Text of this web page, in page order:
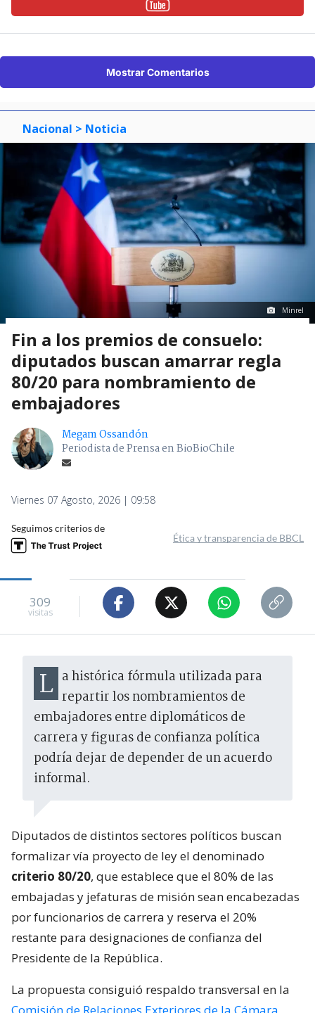
Mostrar Comentarios
Nacional > Noticia
Minrel
Fin a los premios de consuelo:
diputados buscan amarrar regla
80/20 para nombramiento de
embajadores
Megam Ossandón
Periodista de Prensa en BioBioChile
Viernes 07 Agosto, 2026 | 09:58
Seguimos criterios de
Ética y transparencia de BBCL
309
visitas
La histórica fórmula utilizada para repartir los nombramientos de
embajadores entre diplomáticos de
carrera y figuras de confianza política
podría dejar de depender de un acuerdo
informal.
Diputados de distintos sectores políticos buscan
formalizar vía proyecto de ley el denominado
criterio 80/20, que establece que el 80% de las
embajadas y jefaturas de misión sean encabezadas
por funcionarios de carrera y reserva el 20%
restante para designaciones de confianza del
Presidente de la República.
La propuesta consiguió respaldo transversal en la